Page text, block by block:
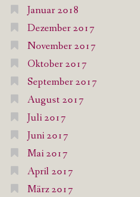
Januar 2018
Dezember 2017
November 2017
Oktober 2017
September 2017
August 2017
Juli 2017
Juni 2017
Mai 2017
April 2017
März 2017